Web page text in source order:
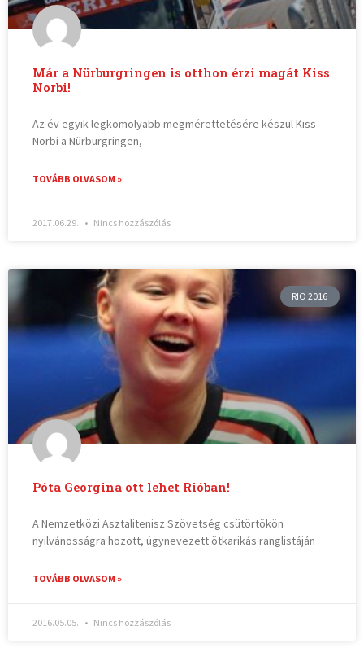
Már a Nürburgringen is otthon érzi magát Kiss
Norbi!
Az év egyik legkomolyabb megmérettetésére készül Kiss
Norbi a Nürburgringen,
TOVÁBB OLVASOM »
2017.06.29. Nincs hozzászólás
RIO 2016
Póta Georgina ott lehet Rióban!
A Nemzetközi Asztalitenisz Szövetség csütörtökön
nyilvánosságra hozott, úgynevezett ötkarikás ranglistáján
TOVÁBB OLVASOM »
2016.05.05. Nincs hozzászólás